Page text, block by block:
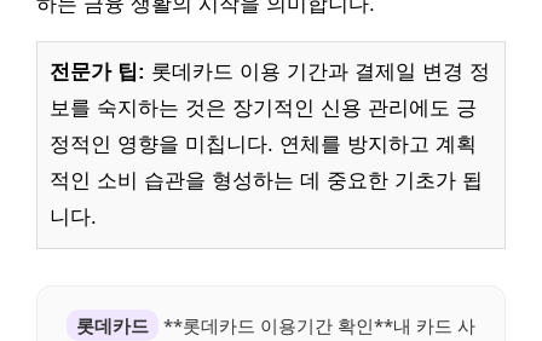
하는 금융 생활의 시작을 의미합니다.
전문가 팁: 롯데카드 이용 기간과 결제일 변경 정
보를 숙지하는 것은 장기적인 신용 관리에도 긍
정적인 영향을 미칩니다. 연체를 방지하고 계획
적인 소비 습관을 형성하는 데 중요한 기초가 됩
니다.
롯데카드 **롯데카드 이용기간 확인**내 카드 사